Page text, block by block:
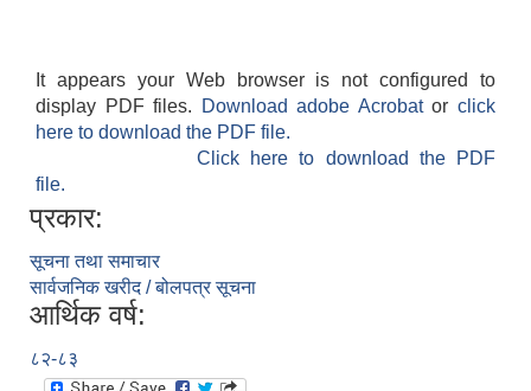
It appears your Web browser is not configured to
display PDF files.
Download adobe Acrobatorclick
here to download the PDF file.
Click here to download the PDF
file.
प्रकार:
सूचना तथा समाचार
सार्वजनिक खरीद / बोलपत्र सूचना
आर्थिक वर्ष:
८२-८३